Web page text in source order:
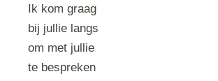
Ik kom graag
bij jullie langs
om met jullie
te bespreken